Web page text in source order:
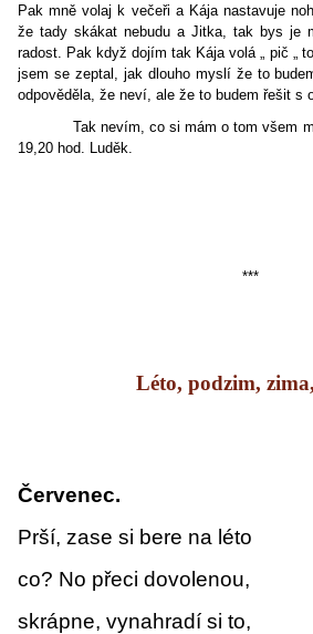
Pak mně volaj k večeři a Kája nastavuje
že tady skákat nebudu a Jitka, tak bys je
radost. Pak když dojím tak Kája volá „ pič „
jsem se zeptal, jak dlouho myslí že to
odpověděla, že neví, ale že to budem řešit s
Tak nevím, co si mám o tom všem
19,20 hod. Luděk.
***
Léto, podzim,
Červenec.
Prší, zase si bere na léto
co? No přeci dovolenou,
skrápne, vynahradí si to,